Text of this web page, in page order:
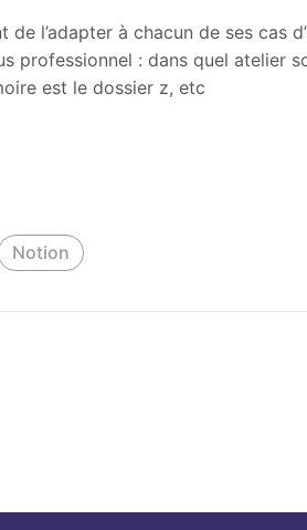
de l’adapter à chacun de ses cas
professionnel : dans quel atelier
est le dossier z, etc
Notion